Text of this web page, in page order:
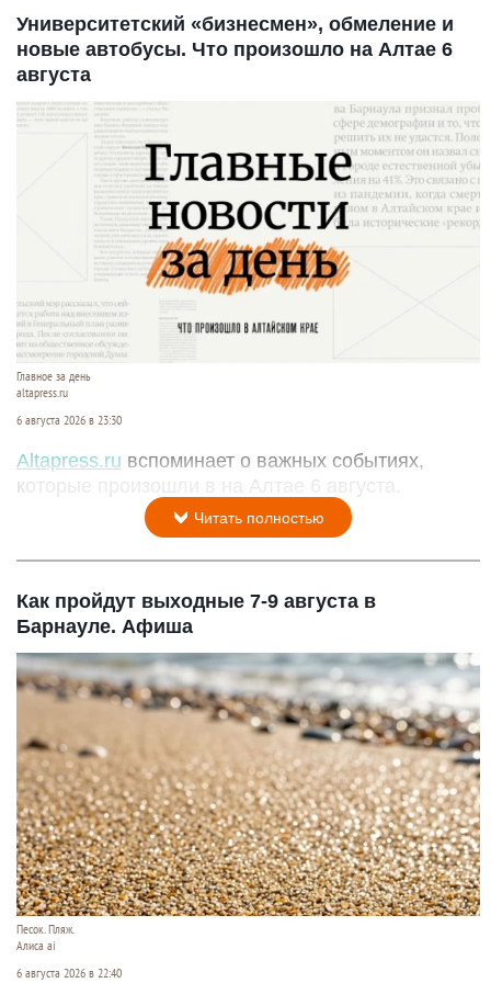
Университетский «бизнесмен», обмеление и
новые автобусы. Что произошло на Алтае 6
августа
Главное за день
altapress.ru
6 августа 2026 в 23:30
Altapress.ru вспоминает о важных событиях,
которые произошли в на Алтае 6 августа.
Читать полностью
Как пройдут выходные 7-9 августа в
Барнауле. Афиша
Песок. Пляж.
Алиса ai
6 августа 2026 в 22:40